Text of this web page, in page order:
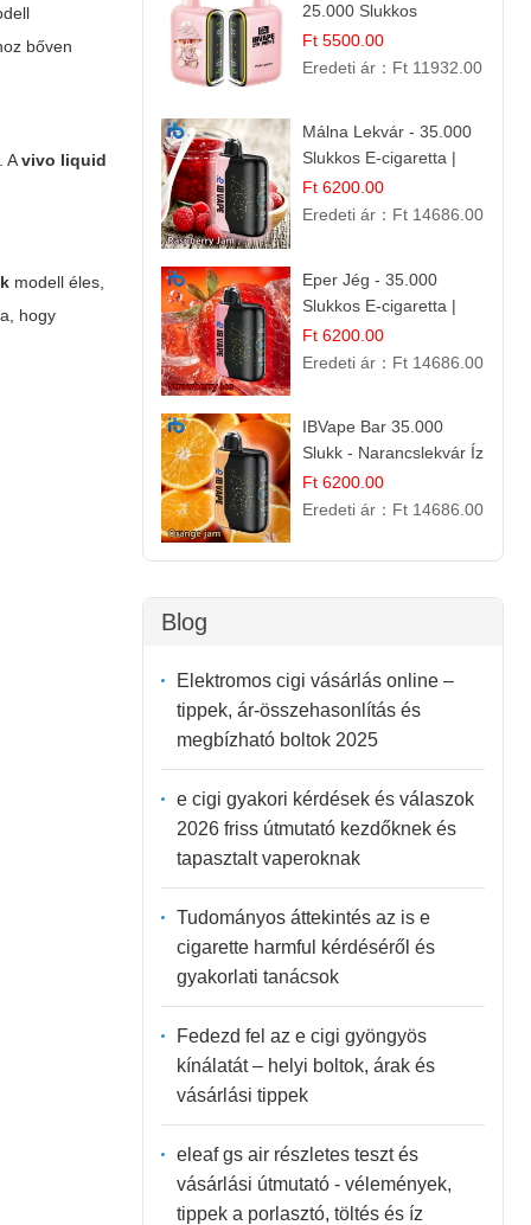
bőven
Avivo liquid
modell éles,
hogy
25.000 Slukkos
eldobható e-Cigaretta |
IBvape Bar
Ft 5500.00
Eredeti ár： Ft 11932.00
Málna Lekvár - 35.000
Slukkos E-cigaretta |
IBVape Bar Édes
Gyümölcs Íz
Ft 6200.00
Eredeti ár： Ft 14686.00
Eper Jég - 35.000
Slukkos E-cigaretta |
IBVape Bar
Ft 6200.00
Eredeti ár： Ft 14686.00
IBVape Bar 35.000
Slukk - Narancslekvár Íz
| Prémium E-cigaretta
Ft 6200.00
Eredeti ár： Ft 14686.00
Blog
Elektromos cigi vásárlás online –
tippek, ár-összehasonlítás és
megbízható boltok 2025
e cigi gyakori kérdések és válaszok
2026 friss útmutató kezdőknek és
tapasztalt vaperoknak
Tudományos áttekintés az is e
cigarette harmful kérdéséről és
gyakorlati tanácsok
Fedezd fel az e cigi gyöngyös
kínálatát – helyi boltok, árak és
vásárlási tippek
eleaf gs air részletes teszt és
vásárlási útmutató - vélemények,
tippek a porlasztó, töltés és íz